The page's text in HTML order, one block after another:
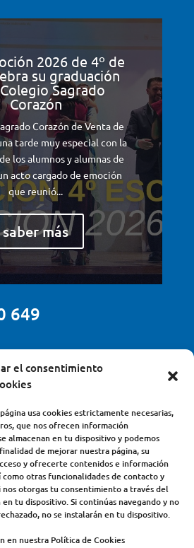
el consentimiento
usa cookies estrictamente necesarias,
que nos ofrecen información
almacenan en tu dispositivo y podemos
de mejorar nuestra página, su
y ofrecerte contenidos e información
como otras funcionalidades de contacto y
nos otorgas tu consentimiento a través del
tu dispositivo. Si continúas navegando y no
no se instalarán en tu dispositivo.
en nuestra Política de Cookies
2026 de 4º de
su graduación
Sagrado
Corazón
Corazón de Venta de
tarde muy especial con la
los alumnos y alumnas de
acto cargado de emoción
que reunió...
saber más
649
Sagrado Corazón
s/n – 34200 – Venta de Baños
979770649